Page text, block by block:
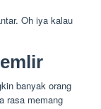
Oh iya kalau
banyak orang
rasa memang